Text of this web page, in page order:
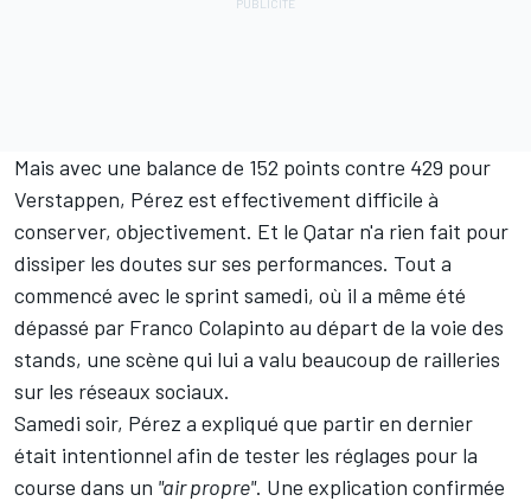
Mais avec une balance de 152 points contre 429 pour
Verstappen, Pérez est effectivement difficile à
conserver, objectivement. Et le Qatar n'a rien fait pour
dissiper les doutes sur ses performances. Tout a
commencé avec le sprint samedi, où il a même été
dépassé par Franco Colapinto au départ de la voie des
stands, une scène qui lui a valu beaucoup de railleries
sur les réseaux sociaux.
Samedi soir, Pérez a expliqué que partir en dernier
était intentionnel afin de tester les réglages pour la
course dans un "air propre". Une explication confirmée